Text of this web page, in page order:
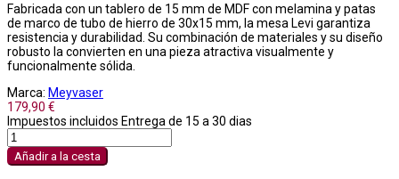
Fabricada con un tablero de 15 mm de MDF con melamina y patas
de marco de tubo de hierro de 30x15 mm, la mesa Levi garantiza
resistencia y durabilidad. Su combinación de materiales y su diseño
robusto la convierten en una pieza atractiva visualmente y
funcionalmente sólida.
Marca: Meyvaser
179,90 €
Impuestos incluidos Entrega de 15 a 30 dias
Añadir a la cesta